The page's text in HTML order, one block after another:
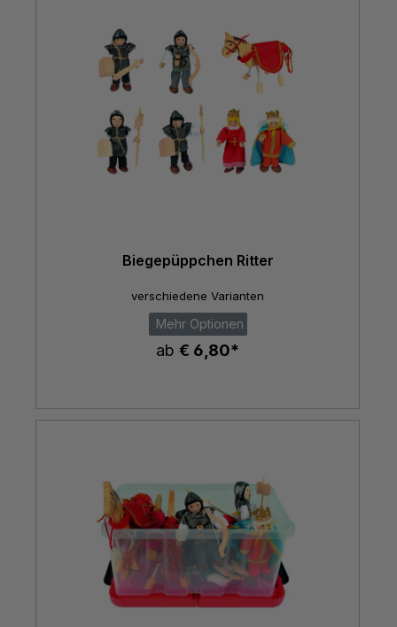
Biegepüppchen Ritter
verschiedene Varianten
Mehr Optionen
ab € 6,80*